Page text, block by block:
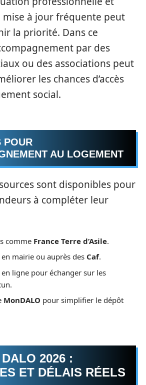
mise à jour fréquente peut
la priorité. Dans ce
par des
ou des associations peut
les chances d’accès
social.
POUR
AU LOGEMENT
sont disponibles pour
à compléter leur
comme France Terre d’Asile.
mairie ou auprès des Caf.
ligne pour échanger sur les
MonDALO pour simplifier le dépôt
2026 :
ET DÉLAIS RÉELS